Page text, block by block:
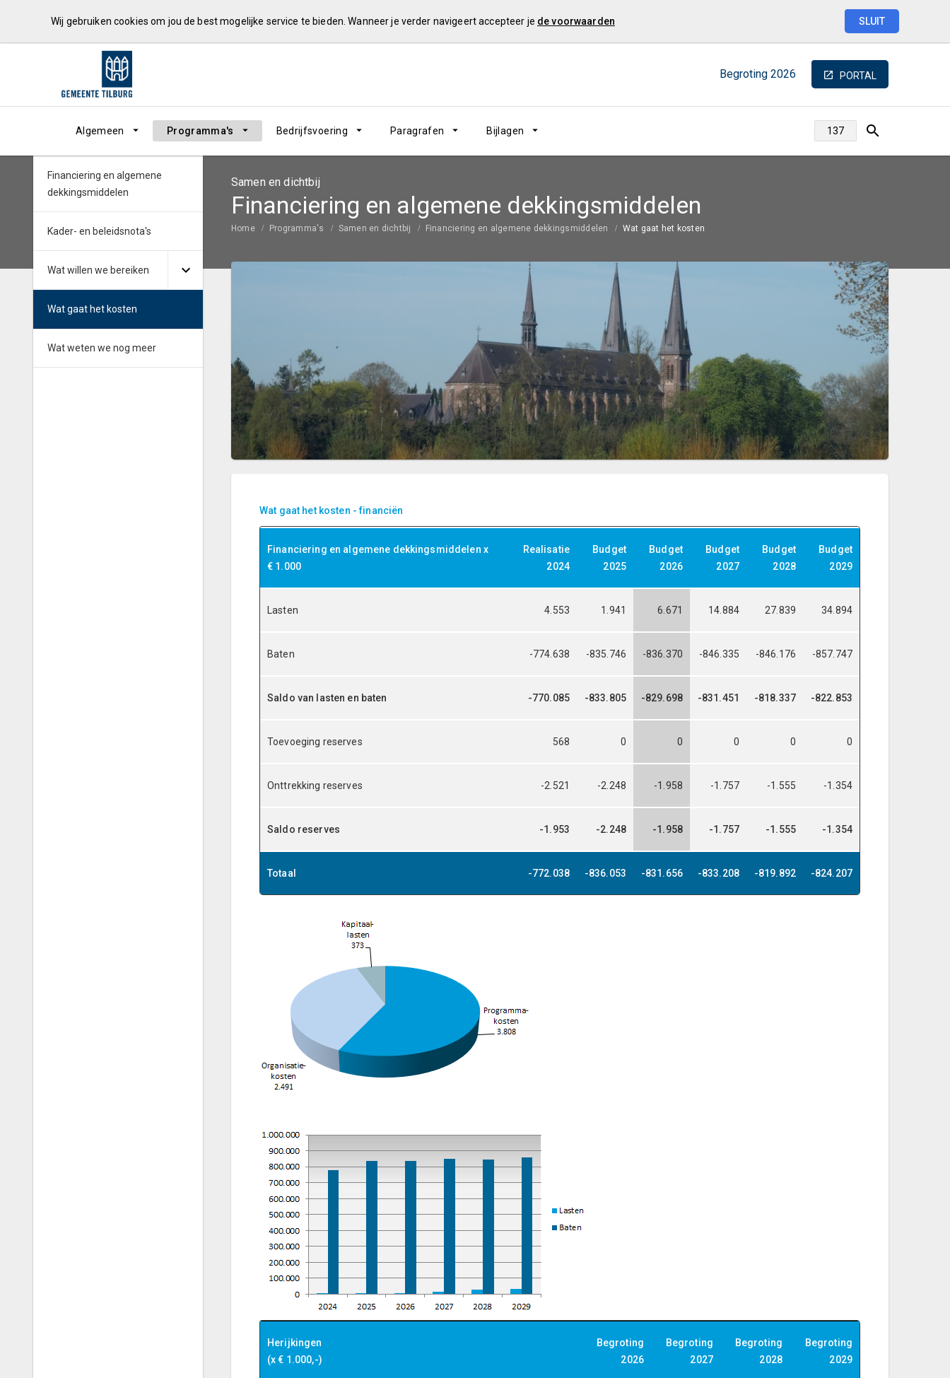
Wij gebruiken cookies om jou de best mogelijke service te bieden. Wanneer je verder navigeert accepteer je de voorwaarden SLUIT
Begroting 2026 PORTAL
Algemeen Programma's Bedrijfsvoering Paragrafen Bijlagen
Samen en dichtbij
Financiering en algemene dekkingsmiddelen
Home Programma's Samen en dichtbij Financiering en algemene dekkingsmiddelen Wat gaat het kosten
Financiering en algemene
dekkingsmiddelen
Kader- en beleidsnota's
Wat willen we bereiken
Wat gaat het kosten
Wat weten we nog meer
Wat gaat het kosten - financiën
Financiering en algemene dekkingsmiddelen x
€ 1.000
Realisatie
2024
Budget
2025
Budget
2026
Budget
2027
Budget
2028
Budget
2029
Lasten 4.553 1.941 6.671 14.884 27.839 34.894
Baten -774.638 -835.746 -836.370 -846.335 -846.176 -857.747
Saldo van lasten en baten -770.085 -833.805 -829.698 -831.451 -818.337 -822.853
Toevoeging reserves 568 0 0 0 0 0
Onttrekking reserves -2.521 -2.248 -1.958 -1.757 -1.555 -1.354
Saldo reserves -1.953 -2.248 -1.958 -1.757 -1.555 -1.354
Totaal -772.038 -836.053 -831.656 -833.208 -819.892 -824.207
Herijkingen
(x € 1.000,-)
Begroting
2026
Begroting
2027
Begroting
2028
Begroting
2029